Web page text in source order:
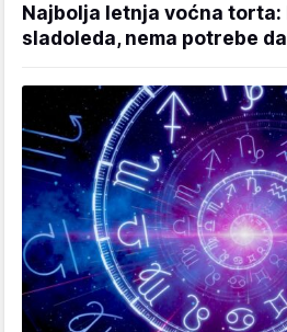
Najbolja letnja voćna torta:
sladoleda, nema potrebe